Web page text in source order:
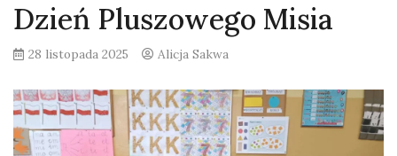
Dzień Pluszowego Misia
28 listopada 2025 Alicja Sakwa